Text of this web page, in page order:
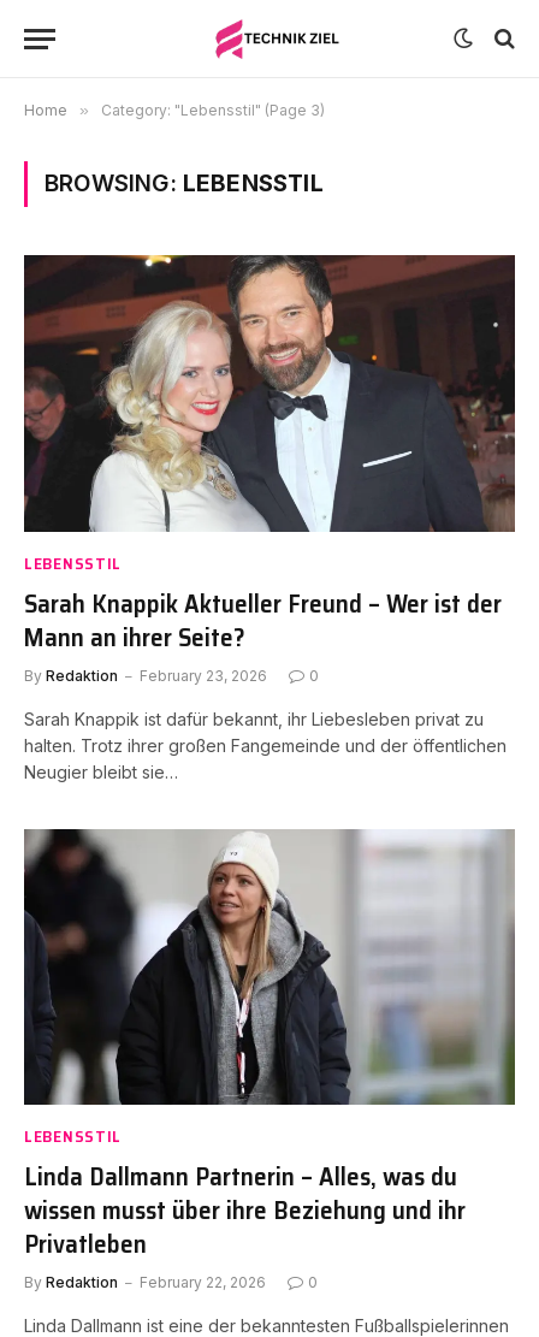
Home » Category: "Lebensstil" (Page 3)
BROWSING: LEBENSSTIL
LEBENSSTIL
Sarah Knappik Aktueller Freund – Wer ist der
Mann an ihrer Seite?
By Redaktion February 23, 2026 0
Sarah Knappik ist dafür bekannt, ihr Liebesleben privat zu
halten. Trotz ihrer großen Fangemeinde und der öffentlichen
Neugier bleibt sie…
LEBENSSTIL
Linda Dallmann Partnerin – Alles, was du
wissen musst über ihre Beziehung und ihr
Privatleben
By Redaktion February 22, 2026 0
Linda Dallmann ist eine der bekanntesten Fußballspielerinnen